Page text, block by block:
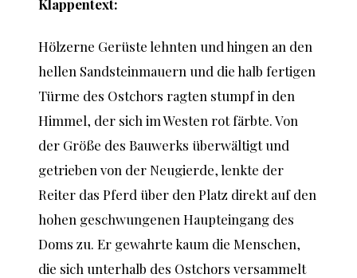
Klappentext:
Hölzerne Gerüste lehnten und hingen an den
hellen Sandsteinmauern und die halb fertigen
Türme des Ostchors ragten stumpf in den
Himmel, der sich im Westen rot färbte. Von
der Größe des Bauwerks überwältigt und
getrieben von der Neugierde, lenkte der
Reiter das Pferd über den Platz direkt auf den
hohen geschwungenen Haupteingang des
Doms zu. Er gewahrte kaum die Menschen,
die sich unterhalb des Ostchors versammelt